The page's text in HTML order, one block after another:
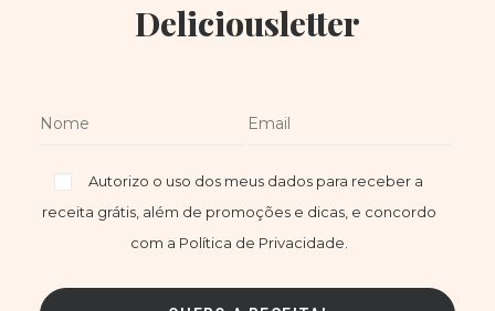
Deliciousletter
Autorizo o uso dos meus dados para receber a
receita grátis, além de promoções e dicas, e concordo
com a Política de Privacidade.